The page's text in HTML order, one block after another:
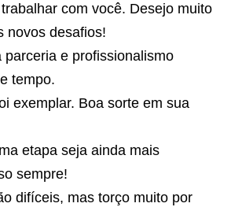
com você. Desejo muito
novos desafios!
parceria e profissionalismo
tempo.
exemplar. Boa sorte em sua
etapa seja ainda mais
sempre!
difíceis, mas torço muito por